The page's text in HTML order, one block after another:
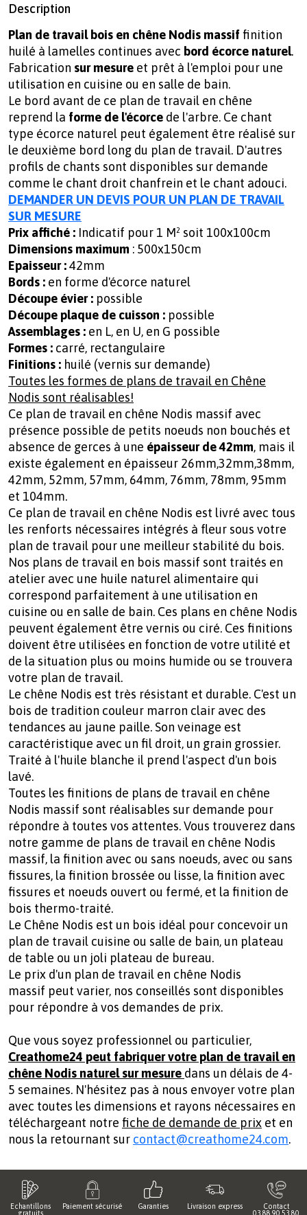
Description
Plan de travail bois en chêne Nodis massiffinition
huilé à lamelles continues avec bord écorce naturel.
Fabrication sur mesure et prêt à l'emploi pour une
utilisation en cuisine ou en salle de bain.
Le bord avant de ce plan de travail en chêne
reprend la forme de l'écorce de l'arbre. Ce chant
type écorce naturel peut également être réalisé sur
le deuxième bord long du plan de travail. D'autres
profils de chants sont disponibles sur demande
comme le chant droit chanfrein et le chant adouci.
DEMANDER UN DEVIS POUR UN PLAN DE TRAVAIL
SUR MESURE
Prix affiché : Indicatif pour 1 M² soit 100x100cm
Dimensions maximum : 500x150cm
Epaisseur :42mm
Bords : en forme d'écorce naturel
Découpe évier : possible
Découpe plaque de cuisson : possible
Assemblages : en L, en U, en G possible
Formes : carré, rectangulaire
Finitions : huilé (vernis sur demande)
Toutes les formes de plans de travail en Chêne
Nodis sont réalisables!
Ce plan de travail en chêne Nodis massif avec
présence possible de petits noeuds non bouchés et
absence de gerces à une épaisseur de 42mm, mais il
existe également en épaisseur 26mm,32mm,38mm,
42mm, 52mm, 57mm, 64mm, 76mm, 78mm, 95mm
et 104mm.
Ce plan de travail en chêne Nodis est livré avec tous
les renforts nécessaires intégrés à fleur sous votre
plan de travail pour une meilleur stabilité du bois.
Nos plans de travail en bois massif sont traités en
atelier avec une huile naturel alimentaire qui
correspond parfaitement à une utilisation en
cuisine ou en salle de bain. Ces plans en chêne Nodis
peuvent également être vernis ou ciré. Ces finitions
doivent être utilisées en fonction de votre utilité et
de la situation plus ou moins humide ou se trouvera
votre plan de travail.
Le chêne Nodis est très résistant et durable. C'est un
bois de tradition couleur marron clair avec des
tendances au jaune paille. Son veinage est
caractéristique avec un fil droit, un grain grossier.
Traité à l'huile blanche il prend l'aspect d'un bois
lavé.
Toutes les finitions de plans de travail en chêne
Nodis massif sont réalisables sur demande pour
répondre à toutes vos attentes. Vous trouverez dans
notre gamme de plans de travail en chêne Nodis
massif, la finition avec ou sans noeuds, avec ou sans
fissures, la finition brossée ou lisse, la finition avec
fissures et noeuds ouvert ou fermé, et la finition de
bois thermo-traité.
Le Chêne Nodis est un bois idéal pour concevoir un
plan de travail cuisine ou salle de bain, un plateau
de table ou un joli plateau de bureau.
Le prix d'un plan de travail en chêne Nodis
massif peut varier, nos conseillés sont disponibles
pour répondre à vos demandes de prix.
Que vous soyez professionnel ou particulier,
Creathome24 peut fabriquer votre plan de travail en
chêne Nodis naturel sur mesure dans un délais de 4-
5 semaines. N'hésitez pas à nous envoyer votre plan
avec toutes les dimensions et rayons nécessaires en
téléchargeant notre fiche de demande de prix et en
nous la retournant sur contact@creathome24.com.
Echantillons
gratuits
Paiement sécurisé Garanties Livraison express
Contact
03.88.90.53.80